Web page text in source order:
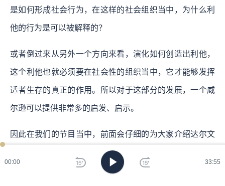
00:00 33:55
是如何形成社会行为，在这样的社会组织当中，为什么利
他的行为是可以被解释的？
或者倒过来从另外一个方向来看，演化如何创造出利他，
这个利他也就必须要在社会性的组织当中，它才能够发挥
适者生存的真正的作用。所以对于这部分的发展，一个威
尔逊可以提供非常多的启发、启示。
因此在我们的节目当中，前面会仔细的为大家介绍达尔文
的理论，尤其是专注在《物种起源》这本书的解读上；然
后展开来，接下来会为大家选择性地介绍基因学的领域理